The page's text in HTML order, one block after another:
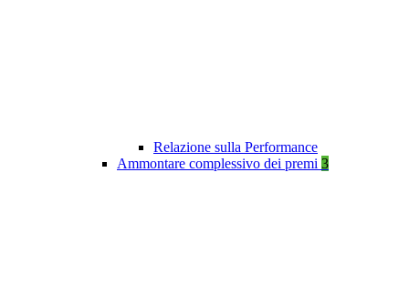
Relazione sulla Performance
Ammontare complessivo dei premi 3